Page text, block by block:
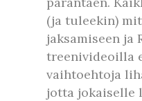
(ja tuleekin)
jaksamiseen ja
treenivideoilla
vaihtoehtoja
jotta jokaiselle